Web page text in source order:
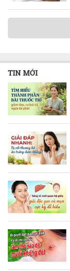
TIN MỚI